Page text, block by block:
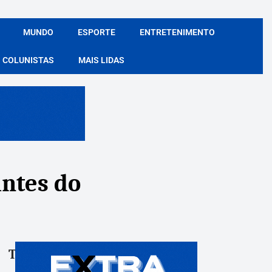
MUNDO ESPORTE ENTRETENIMENTO
COLUNISTAS MAIS LIDAS
do
Tags:Compartile: